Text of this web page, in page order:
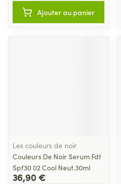
Ajouter au panier
Les couleurs de noir
Couleurs De Noir Serum Fdt
Spf30 02 Cool Neut.30ml
36,90 €